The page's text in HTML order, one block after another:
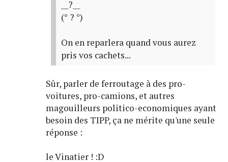
__?__
(° ? °)
On en reparlera quand vous aurez
pris vos cachets...
Sûr, parler de ferroutage à des pro-
voitures, pro-camions, et autres
magouilleurs politico-economiques ayant
besoin des TIPP, ça ne mérite qu'une seule
réponse :
le Vinatier ! :D